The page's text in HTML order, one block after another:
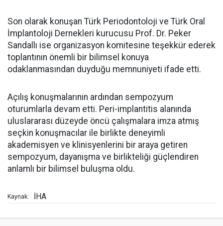
Son olarak konuşan Türk Periodontoloji ve Türk Oral
İmplantoloji Dernekleri kurucusu Prof. Dr. Peker
Sandallı ise organizasyon komitesine teşekkür ederek
toplantının önemli bir bilimsel konuya
odaklanmasından duyduğu memnuniyeti ifade etti.
Açılış konuşmalarının ardından sempozyum
oturumlarla devam etti. Peri-implantitis alanında
uluslararası düzeyde öncü çalışmalara imza atmış
seçkin konuşmacılar ile birlikte deneyimli
akademisyen ve klinisyenlerini bir araya getiren
sempozyum, dayanışma ve birlikteliği güçlendiren
anlamlı bir bilimsel buluşma oldu.
Kaynak: İHA